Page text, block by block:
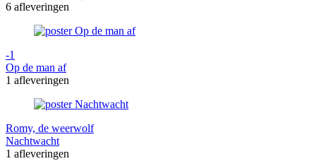
6 afleveringen
-1
Op de man af
1 afleveringen
Romy, de weerwolf
Nachtwacht
1 afleveringen